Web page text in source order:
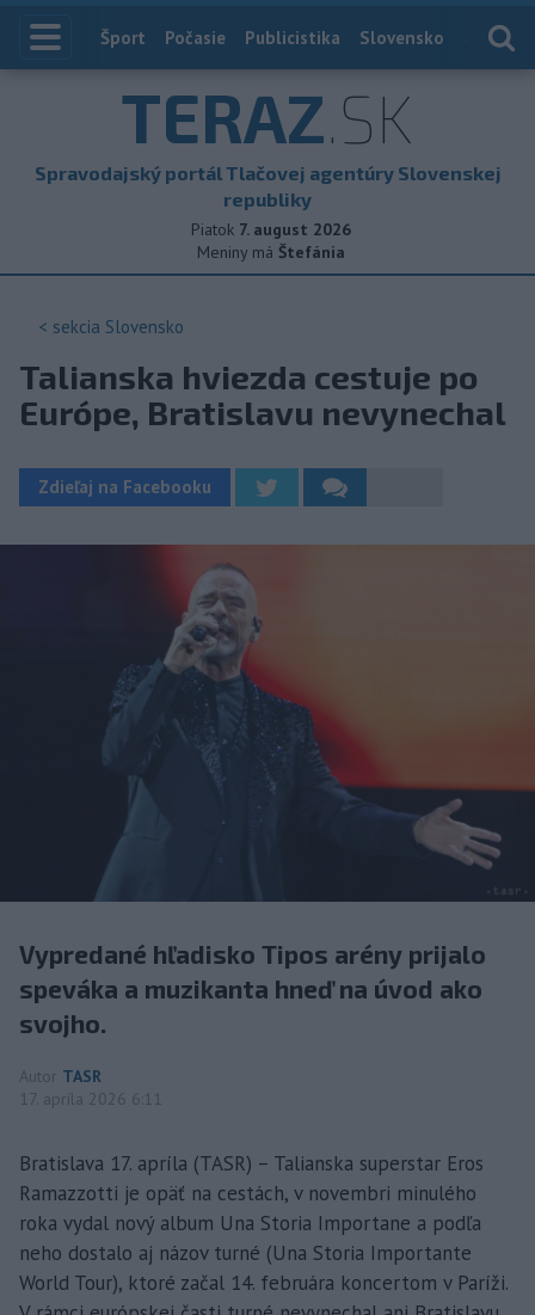
Index
Šport Počasie Publicistika Slovensko
TERAZ.SK
Spravodajský portál Tlačovej agentúry Slovenskej
republiky
Piatok 7. august 2026
Meniny má Štefánia
< sekcia Slovensko
Talianska hviezda cestuje po
Európe, Bratislavu nevynechal
Zdieľaj na Facebooku
Vypredané hľadisko Tipos arény prijalo
speváka a muzikanta hneď na úvod ako
svojho.
Autor TASR
17. apríla 2026 6:11
Bratislava 17. apríla (TASR) – Talianska superstar Eros
Ramazzotti je opäť na cestách, v novembri minulého
roka vydal nový album Una Storia Importane a podľa
neho dostalo aj názov turné (Una Storia Importante
World Tour), ktoré začal 14. februára koncertom v Paríži.